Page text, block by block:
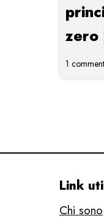
zero
1
Link
Chi sono